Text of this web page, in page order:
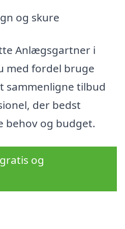
og skure
Anlægsgartner i
med fordel bruge
sammenligne tilbud
der bedst
behov og budget.
og